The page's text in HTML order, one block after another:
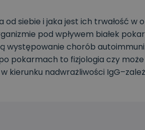
od siebie i jaka jest ich trwałość w
pod wpływem białek
występowanie chorób
pokarmach to fizjologia czy
kierunku nadwrażliwości